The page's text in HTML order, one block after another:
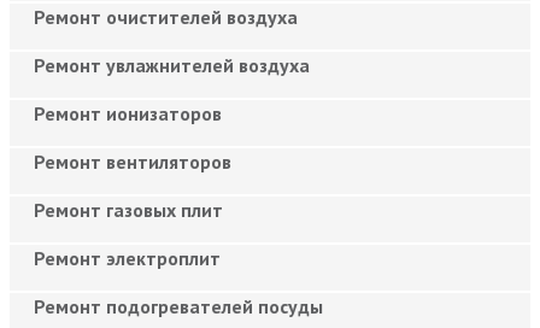
Ремонт очистителей воздуха
Ремонт увлажнителей воздуха
Ремонт ионизаторов
Ремонт вентиляторов
Ремонт газовых плит
Ремонт электроплит
Ремонт подогревателей посуды